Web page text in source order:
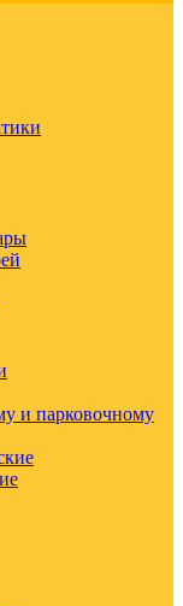
и парковочному